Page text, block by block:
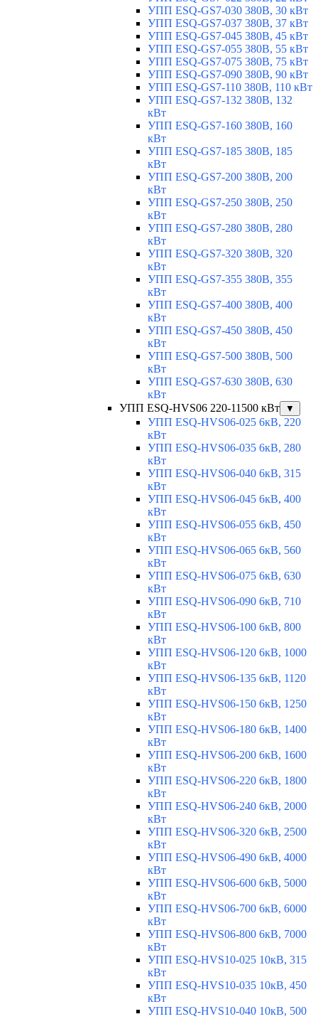
УПП ESQ-GS7-030 380В, 30 кВт
УПП ESQ-GS7-037 380В, 37 кВт
УПП ESQ-GS7-045 380В, 45 кВт
УПП ESQ-GS7-055 380В, 55 кВт
УПП ESQ-GS7-075 380В, 75 кВт
УПП ESQ-GS7-090 380В, 90 кВт
УПП ESQ-GS7-110 380В, 110 кВт
УПП ESQ-GS7-132 380В, 132
кВт
УПП ESQ-GS7-160 380В, 160
кВт
УПП ESQ-GS7-185 380В, 185
кВт
УПП ESQ-GS7-200 380В, 200
кВт
УПП ESQ-GS7-250 380В, 250
кВт
УПП ESQ-GS7-280 380В, 280
кВт
УПП ESQ-GS7-320 380В, 320
кВт
УПП ESQ-GS7-355 380В, 355
кВт
УПП ESQ-GS7-400 380В, 400
кВт
УПП ESQ-GS7-450 380В, 450
кВт
УПП ESQ-GS7-500 380В, 500
кВт
УПП ESQ-GS7-630 380В, 630
кВт
УПП ESQ-HVS06 220-11500 кВт
▼
УПП ESQ-HVS06-025 6кВ, 220
кВт
УПП ESQ-HVS06-035 6кВ, 280
кВт
УПП ESQ-HVS06-040 6кВ, 315
кВт
УПП ESQ-HVS06-045 6кВ, 400
кВт
УПП ESQ-HVS06-055 6кВ, 450
кВт
УПП ESQ-HVS06-065 6кВ, 560
кВт
УПП ESQ-HVS06-075 6кВ, 630
кВт
УПП ESQ-HVS06-090 6кВ, 710
кВт
УПП ESQ-HVS06-100 6кВ, 800
кВт
УПП ESQ-HVS06-120 6кВ, 1000
кВт
УПП ESQ-HVS06-135 6кВ, 1120
кВт
УПП ESQ-HVS06-150 6кВ, 1250
кВт
УПП ESQ-HVS06-180 6кВ, 1400
кВт
УПП ESQ-HVS06-200 6кВ, 1600
кВт
УПП ESQ-HVS06-220 6кВ, 1800
кВт
УПП ESQ-HVS06-240 6кВ, 2000
кВт
УПП ESQ-HVS06-320 6кВ, 2500
кВт
УПП ESQ-HVS06-490 6кВ, 4000
кВт
УПП ESQ-HVS06-600 6кВ, 5000
кВт
УПП ESQ-HVS06-700 6кВ, 6000
кВт
УПП ESQ-HVS06-800 6кВ, 7000
кВт
УПП ESQ-HVS10-025 10кВ, 315
кВт
УПП ESQ-HVS10-035 10кВ, 450
кВт
УПП ESQ-HVS10-040 10кВ, 500